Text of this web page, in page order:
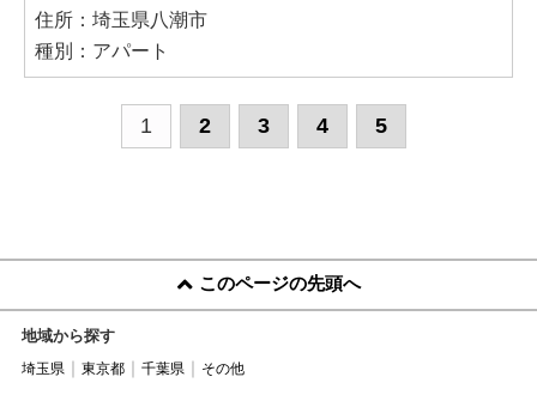
住所：埼玉県八潮市
種別：アパート
1 2 3 4 5
このページの先頭へ
地域から探す
埼玉県 東京都 千葉県 その他